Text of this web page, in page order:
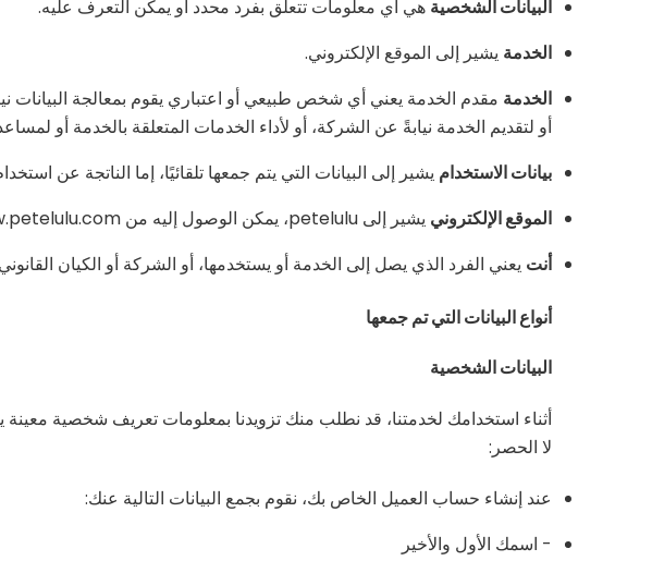
البيانات الشخصية هي أي معلومات تتعلق بفرد محدد أو يمكن التعرف عليه.
الخدمة يشير إلى الموقع الإلكتروني.
الخدمة مقدم الخدمة يعني أي شخص طبيعي أو اعتباري يقوم بمعالجة البيانات
أو لتقديم الخدمة نيابةً عن الشركة، أو لأداء الخدمات المتعلقة بالخدمة أو
بيانات الاستخدام يشير إلى البيانات التي يتم جمعها تلقائيًا، إما الناتجة عن
الموقع الإلكتروني يشير إلى petelulu، يمكن الوصول إليه من https://www.petelulu.com
أنت يعني الفرد الذي يصل إلى الخدمة أو يستخدمها، أو الشركة أو الكيان
أنواع البيانات التي تم جمعها
البيانات الشخصية
أثناء استخدامك لخدمتنا، قد نطلب منك تزويدنا بمعلومات تعريف شخصية
لا الحصر:
عند إنشاء حساب العميل الخاص بك، نقوم بجمع البيانات التالية عنك:
- اسمك الأول والأخير